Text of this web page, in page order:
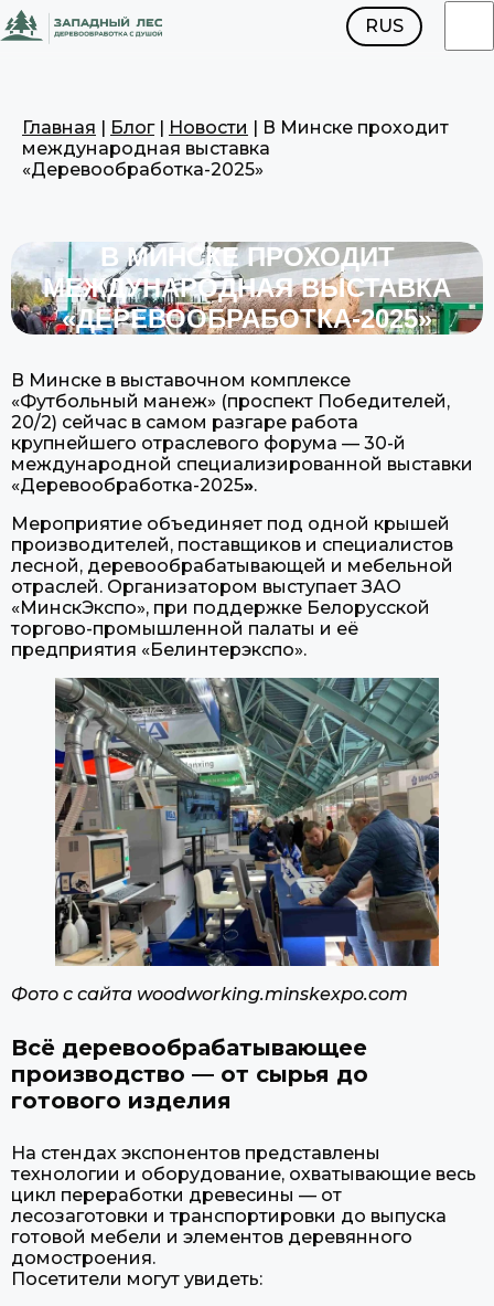
RUS
Главная | Блог | Новости | В Минске проходит
международная выставка
«Деревообработка-2025»
В МИНСКЕ ПРОХОДИТ
МЕЖДУНАРОДНАЯ ВЫСТАВКА
«ДЕРЕВООБРАБОТКА-2025»
В Минске в выставочном комплексе
«Футбольный манеж» (проспект Победителей,
20/2) сейчас в самом разгаре работа
крупнейшего отраслевого форума — 30-й
международной специализированной выставки
«Деревообработка-2025».
Мероприятие объединяет под одной крышей
производителей, поставщиков и специалистов
лесной, деревообрабатывающей и мебельной
отраслей. Организатором выступает ЗАО
«МинскЭкспо», при поддержке Белорусской
торгово-промышленной палаты и её
предприятия «Белинтерэкспо».
Фото с сайта woodworking.minskexpo.com
Всё деревообрабатывающее
производство — от сырья до
готового изделия
На стендах экспонентов представлены
технологии и оборудование, охватывающие весь
цикл переработки древесины — от
лесозаготовки и транспортировки до выпуска
готовой мебели и элементов деревянного
домостроения.
Посетители могут увидеть: